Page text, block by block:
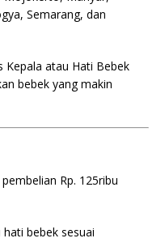
Semarang, dan
Kepala atau Hati Bebek
bebek yang makin
Rp. 125ribu
bebek sesuai